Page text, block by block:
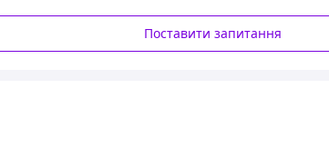
в багажник BMW E91 3-серія (2005-2013)
серія (2005-2013) (універсал) (Avto-gumm)
Поставити запитання